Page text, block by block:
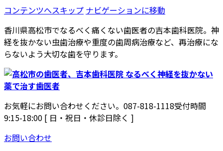
コンテンツへスキップ ナビゲーションに移動
香川県高松市でなるべく痛くない歯医者の吉本歯科医院。神
経を抜かない虫歯治療や重度の歯周病治療など、再治療にな
らないよう大切な歯を守ります。
お気軽にお問い合わせください。 087-818-1118受付時間
9:15-18:00 [ 日・祝日・休診日除く ]
お問い合わせ